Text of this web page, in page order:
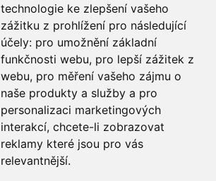
technologie ke zlepšení vašeho
zážitku z prohlížení pro následující
účely: pro umožnění základní
funkčnosti webu, pro lepší zážitek z
webu, pro měření vašeho zájmu o
naše produkty a služby a pro
personalizaci marketingových
interakcí, chcete-li zobrazovat
reklamy které jsou pro vás
relevantnější.
REZERVACE